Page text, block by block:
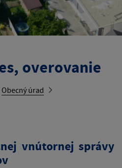
overovanie
Obecný úrad
vnútornej správy